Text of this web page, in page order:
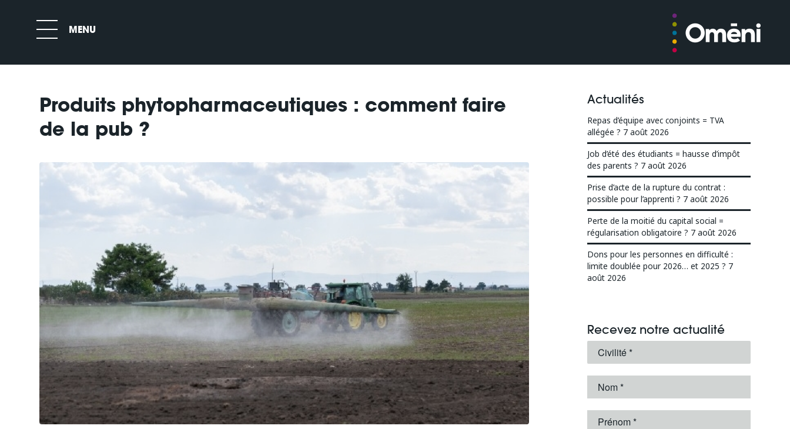
Produits phytopharmaceutiques : comment faire
de la pub ?
Actualités
Repas d’équipe avec conjoints = TVA
allégée ? 7 août 2026
Job d’été des étudiants = hausse d’impôt
des parents ? 7 août 2026
Prise d’acte de la rupture du contrat :
possible pour l’apprenti ? 7 août 2026
Perte de la moitié du capital social =
régularisation obligatoire ? 7 août 2026
Dons pour les personnes en difficulté :
limite doublée pour 2026… et 2025 ? 7
août 2026
Recevez notre actualité